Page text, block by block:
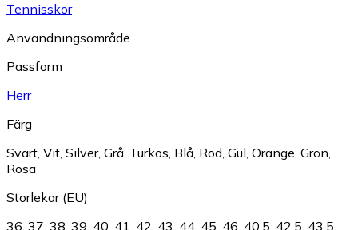
Tennisskor
Användningsområde
Passform
Herr
Färg
Svart, Vit, Silver, Grå, Turkos, Blå, Röd, Gul, Orange, Grön,
Rosa
Storlekar (EU)
36, 37, 38, 39, 40, 41, 42, 43, 44, 45, 46, 40.5, 42.5, 43.5,